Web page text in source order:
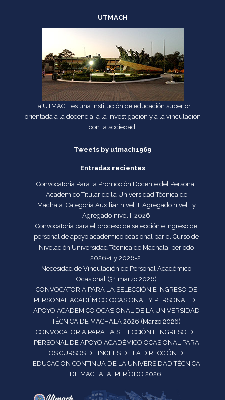
UTMACH
La UTMACH es una institución de educación superior
orientada a la docencia, a la investigación y a la vinculación
con la sociedad.
Tweets by utmach1969
Entradas recientes
Convocatoria Para la Promoción Docente del Personal
Académico Titular de la Universidad Técnica de
Machala: Categoría Auxiliar nivel II, Agregado nivel I y
Agregado nivel II 2026
Convocatoria para el proceso de selección e ingreso de
personal de apoyo académico ocasional par el Curso de
Nivelación Universidad Técnica de Machala, período
2026-1 y 2026-2.
Necesidad de Vinculación de Personal Académico
Ocasional (31 marzo 2026)
CONVOCATORIA PARA LA SELECCIÓN E INGRESO DE
PERSONAL ACADÉMICO OCASIONAL Y PERSONAL DE
APOYO ACADÉMICO OCASIONAL DE LA UNIVERSIDAD
TÉCNICA DE MACHALA 2026 (Marzo 2026)
CONVOCATORIA PARA LA SELECCIÓN E INGRESO DE
PERSONAL DE APOYO ACADÉMICO OCASIONAL PARA
LOS CURSOS DE INGLES DE LA DIRECCIÓN DE
EDUCACIÓN CONTINUA DE LA UNIVERSIDAD TÉCNICA
DE MACHALA, PERÍODO 2026.